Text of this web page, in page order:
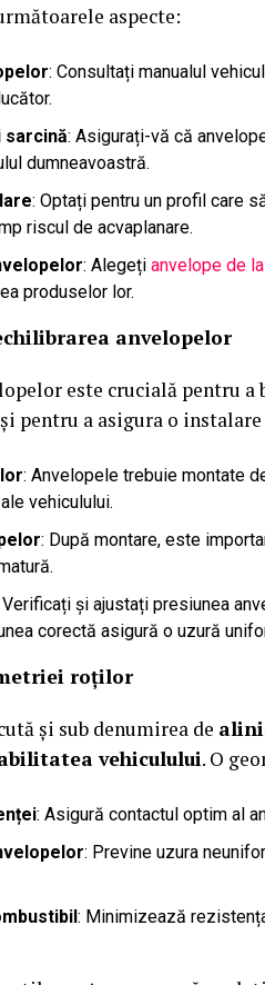
aspecte:
: Consultați manualul
sarcină: Asigurați-vă că
dumneavoastră.
: Optați pentru un profil care
riscul de acvaplanare.
: Alegeți anvelope de
produselor lor.
anvelopelor
este crucială pentru
pentru a asigura o
: Anvelopele trebuie montate
vehiculului.
: După montare, este
Verificați și ajustați presiunea
corectă asigură o uzură
roților
și sub denumirea de
vehiculului. O
: Asigură contactul optim al
: Previne uzura
: Minimizează